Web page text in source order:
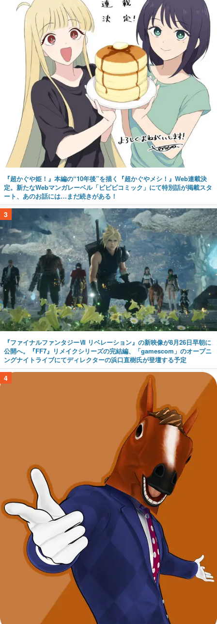
『超かぐや姫！』本編の“10年後”を描く『超かぐやメシ！』Web連載決
定。新たなWebマンガレーベル「ビビビコミック」にて特別話が掲載スタ
ート、あのお話には…まだ続きがある！
3
『ファイナルファンタジーⅦ リベレーション』の新映像が8月26日早朝に
公開へ。『FF7』リメイクシリーズの完結編、「gamescom」のオープニ
ングナイトライブにてディレクターの浜口直樹氏が登壇する予定
4